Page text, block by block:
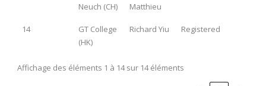
Neuch (CH)
Matthieu
14
GT College
(HK)
Richard Yiu Registered
Affichage des éléments 1 à 14 sur 14 éléments